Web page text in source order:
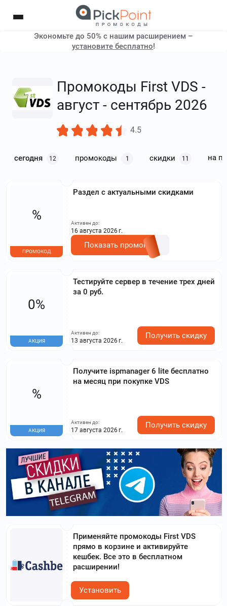
Экономьте до 50% с нашим расширением –
установите бесплатно!
Промокоды First VDS -
август - сентябрь 2026
4.5
сегодня 12 промокоды 1 скидки 11 на
Раздел с актуальными скидками
%
ПРОМОКОД
Активен до:
16 августа 2026 г.
Показать промокод
Тестируйте сервер в течение трех дней
за 0 руб.
0%
АКЦИЯ
Активен до:
13 августа 2026 г.
Получить скидку
Получите ispmanager 6 lite бесплатно
на месяц при покупке VDS
%
АКЦИЯ
Активен до:
17 августа 2026 г.
Получить скидку
Применяйте промокоды First VDS
прямо в корзине и активируйте
кешбек. Все это в бесплатном
расширении!
Установить